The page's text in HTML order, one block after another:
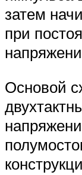
затем
при
Основой